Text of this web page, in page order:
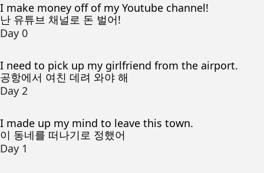
I make money off of my Youtube channel!
난 유튜브 채널로 돈 벌어!
Day 0
I need to pick up my girlfriend from the airport.
공항에서 여친 데려 와야 해
Day 2
I made up my mind to leave this town.
이 동네를 떠나기로 정했어
Day 1